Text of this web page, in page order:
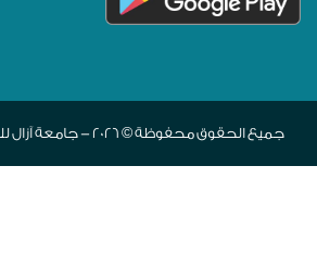
جميع الحقوق محفوظة © 2026 - جامعة آزال للتنمية البشرية